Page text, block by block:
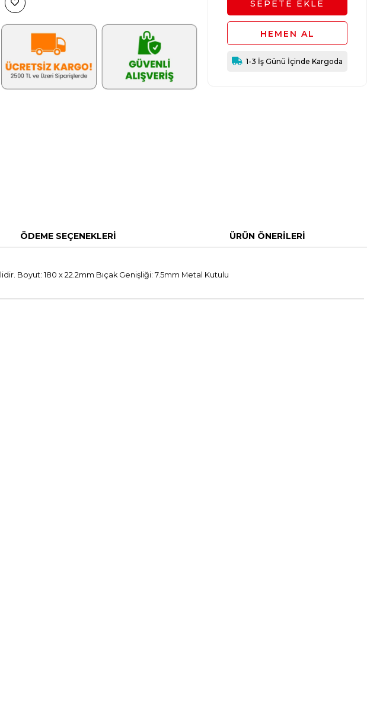
1-3 İş Günü İçinde Kargoda
ÖDEME SEÇENEKLERI ÜRÜN ÖNERILERI
Boyut: 180 x 22.2mm Bıçak Genişliği: 7.5mm Metal Kutulu